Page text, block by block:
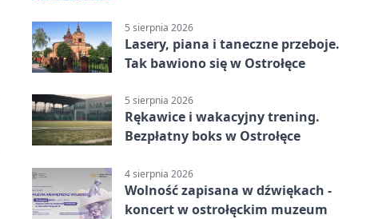
5 sierpnia 2026
Lasery, piana i taneczne przeboje.
Tak bawiono się w Ostrołęce
5 sierpnia 2026
Rękawice i wakacyjny trening.
Bezpłatny boks w Ostrołęce
4 sierpnia 2026
Wolność zapisana w dźwiękach -
koncert w ostrołęckim muzeum